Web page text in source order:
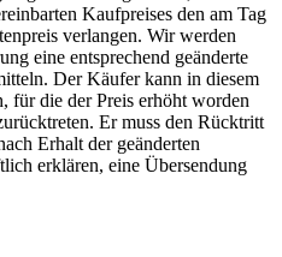
Kaufpreises den am Tag
verlangen. Wir werden
eine entsprechend geänderte
Der Käufer kann in diesem
für die der Preis erhöht worden
Er muss den Rücktritt
Erhalt der geänderten
erklären, eine Übersendung